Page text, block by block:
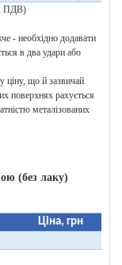
ПДВ)
- необхідно додавати
в два удари або
що й зазвичай.
рахується
металізованих
(без лаку)
Ціна, грн